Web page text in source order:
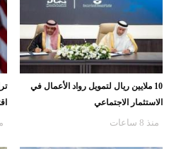
10 ملايين ريال لتمويل رواد الأعمال في
الاستثمار الاجتماعي
منذ 8 ساعات